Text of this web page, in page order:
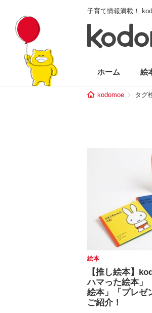
子育て情報満載！
ホーム 絵
kodomoe タグ
絵本
【推し絵本】
ハマった絵本」
絵本」「プレゼ
ご紹介！